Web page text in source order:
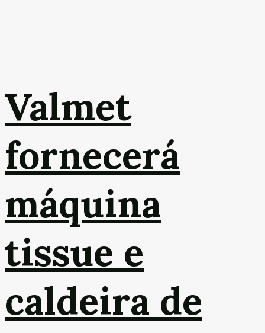
Valmet
fornecerá
máquina
tissue e
caldeira de